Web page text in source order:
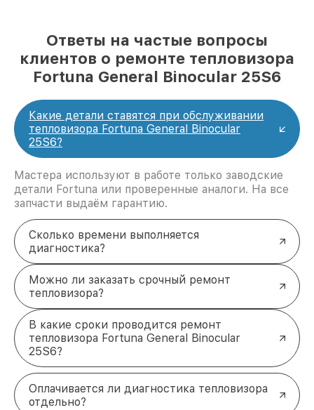
Ответы на частые вопросы
клиентов о ремонте тепловизора
Fortuna General Binocular 25S6
Какие детали ставятся при обслуживании
тепловизора Fortuna General Binocular
25S6?
Мастера используют в работе только заводские
детали Fortuna или проверенные аналоги. На все
запчасти выдаём гарантию.
Сколько времени выполняется
диагностика?
Можно ли заказать срочный ремонт
тепловизора?
В какие сроки проводится ремонт
тепловизора Fortuna General Binocular
25S6?
Оплачивается ли диагностика тепловизора
отдельно?